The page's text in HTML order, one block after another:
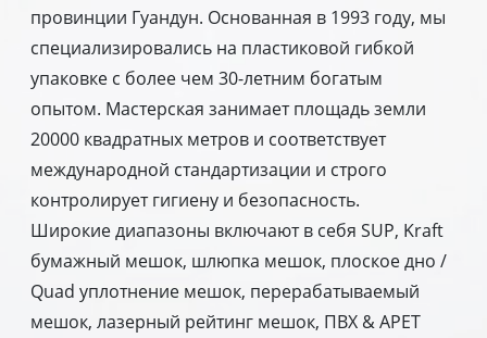
провинции Гуандун. Основанная в 1993 году, мы
специализировались на пластиковой гибкой
упаковке с более чем 30-летним богатым
опытом. Мастерская занимает площадь земли
20000 квадратных метров и соответствует
международной стандартизации и строго
контролирует гигиену и безопасность.
Широкие диапазоны включают в себя SUP, Kraft
бумажный мешок, шлюпка мешок, плоское дно /
Quad уплотнение мешок, перерабатываемый
мешок, лазерный рейтинг мешок, ПВХ & APET